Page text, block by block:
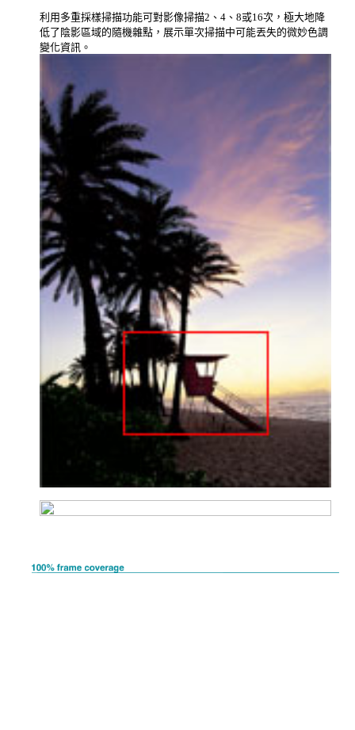
利用多重採樣掃描功能可對影像掃描2、4、8或16次，極大地降
低了陰影區域的隨機雜點，展示單次掃描中可能丟失的微妙色調
變化資訊。